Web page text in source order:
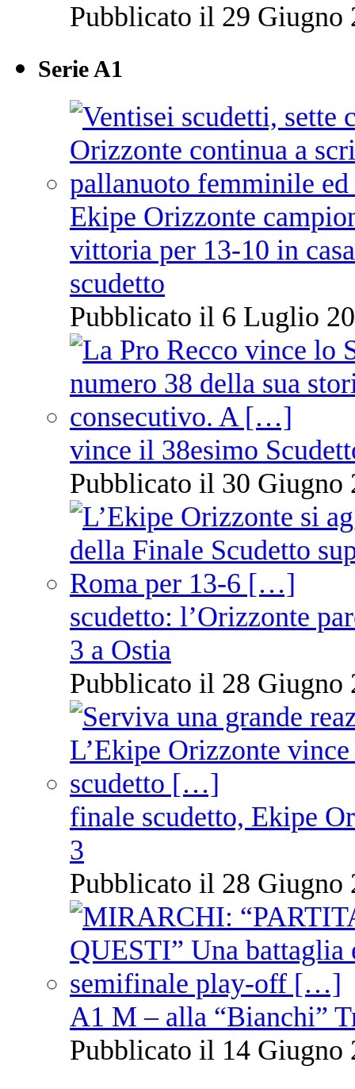
Pubblicato il 29 Giugno
Serie A1
Ekipe Orizzonte
vittoria per 13-10 in
scudetto
Pubblicato il 6 Luglio
vince il 38esimo
Pubblicato il 30 Giugno
scudetto: l’Orizzonte
3 a Ostia
Pubblicato il 28 Giugno
finale scudetto, Ekipe
3
Pubblicato il 28 Giugno
A1 M – alla “Bianchi”
Pubblicato il 14 Giugno